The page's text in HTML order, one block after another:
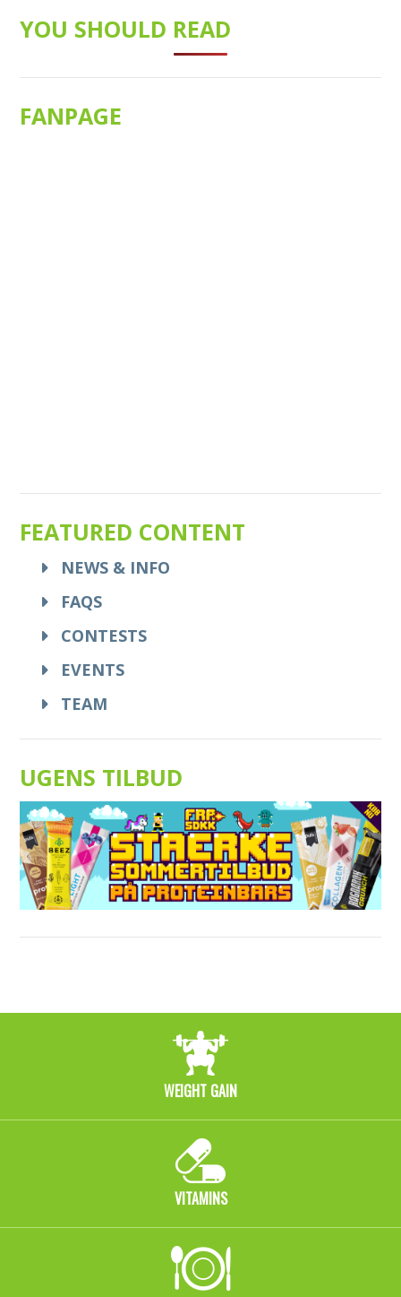
YOU SHOULD READ
FANPAGE
FEATURED CONTENT
NEWS & INFO
FAQS
CONTESTS
EVENTS
TEAM
UGENS TILBUD
WEIGHT GAIN
VITAMINS